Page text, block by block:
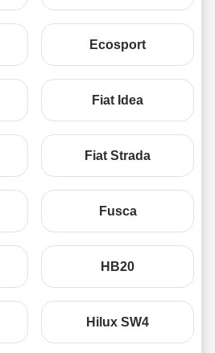
Ecosport
Fiat Idea
Fiat Strada
Fusca
HB20
Hilux SW4